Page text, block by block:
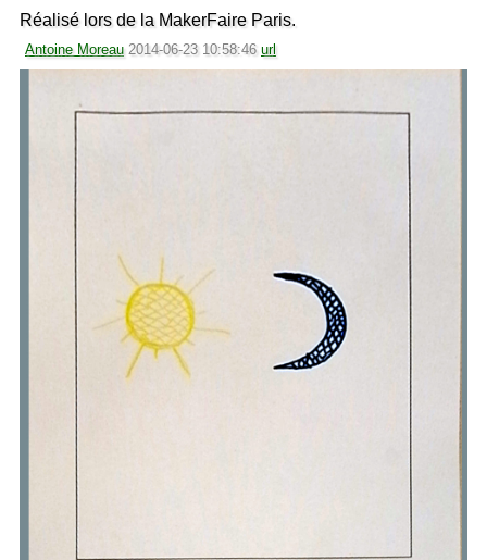
Réalisé lors de la MakerFaire Paris.
Antoine Moreau 2014-06-23 10:58:46 url